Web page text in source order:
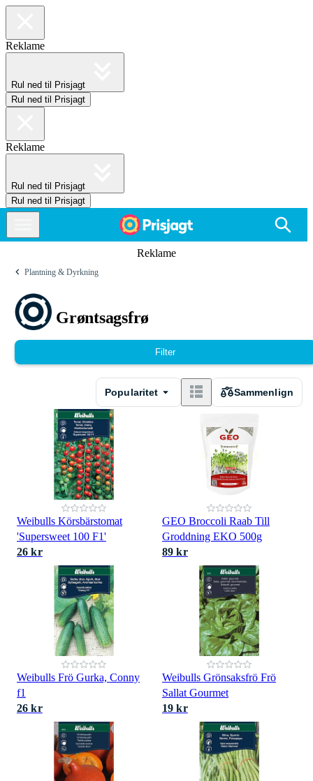
Reklame
Rul ned til Prisjagt
Rul ned til Prisjagt
Reklame
Rul ned til Prisjagt
Rul ned til Prisjagt
Reklame
Plantning & Dyrkning
Grøntsagsfrø
Filter
Popularitet Sammenlign
Weibulls Körsbärstomat
'Supersweet 100 F1'
26 kr
GEO Broccoli Raab Till
Groddning EKO 500g
89 kr
Weibulls Frö Gurka, Conny
f1
26 kr
Weibulls Grönsaksfrö Frö
Sallat Gourmet
19 kr